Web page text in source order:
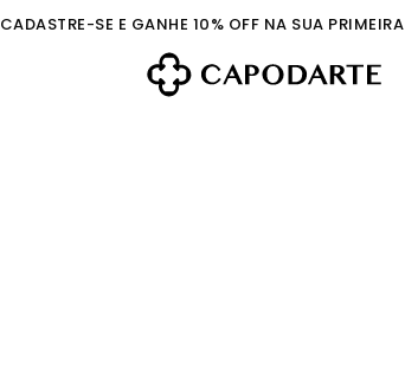
CADASTRE-SE E GANHE 10% OFF NA SUA